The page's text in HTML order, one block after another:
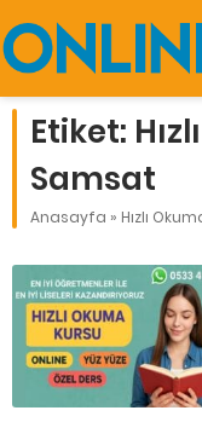
Etiket:
Samsat
Anasayfa » Hızlı